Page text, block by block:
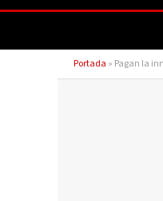
Portada » Pagan la